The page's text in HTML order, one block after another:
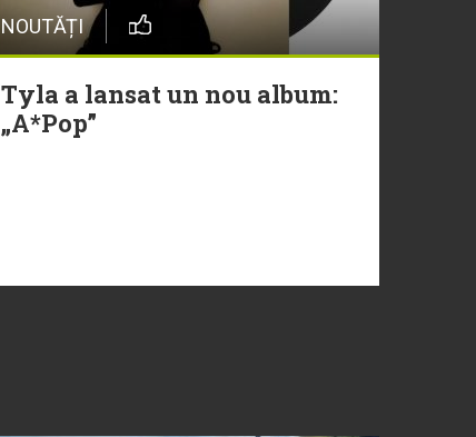
NOUTĂȚI
Tyla a lansat un nou album:
„A*Pop”